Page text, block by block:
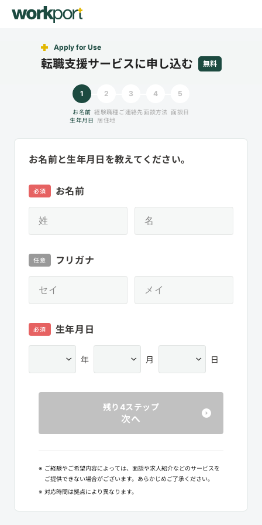
Apply for Use
転職支援サービスに申し込む 無料
1
お名前
生年月日
2
経験職種
居住地
3
ご連絡先
4
面談方法
5
面談日
お名前と生年月日を教えてください。
お名前
必須
フリガナ
任意
生年月日
必須
年 月 日
残り4ステップ
次へ
※ ご経験やご希望内容によっては、面談や求人紹介などのサービスを
ご提供できない場合がございます。あらかじめご了承ください。
※ 対応時間は拠点により異なります。